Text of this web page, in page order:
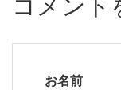
コメント
お名前